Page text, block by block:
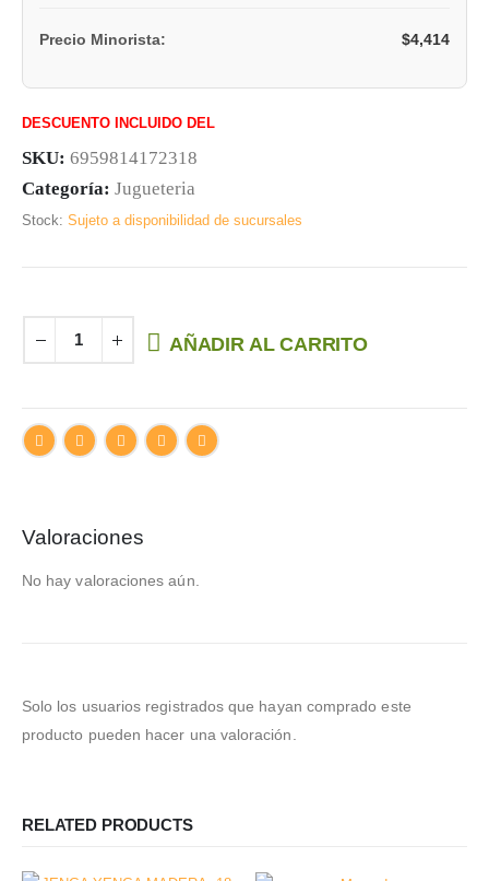
Precio Minorista: $4,414
DESCUENTO INCLUIDO DEL
SKU: 6959814172318
Categoría: Jugueteria
Stock: Sujeto a disponibilidad de sucursales
AÑADIR AL CARRITO
Valoraciones
No hay valoraciones aún.
Solo los usuarios registrados que hayan comprado este
producto pueden hacer una valoración.
RELATED PRODUCTS